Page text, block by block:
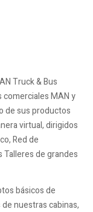
Truck & Bus
MAN y
de sus productos
virtual, dirigidos
Red de
de grandes
básicos de
nuestras cabinas,